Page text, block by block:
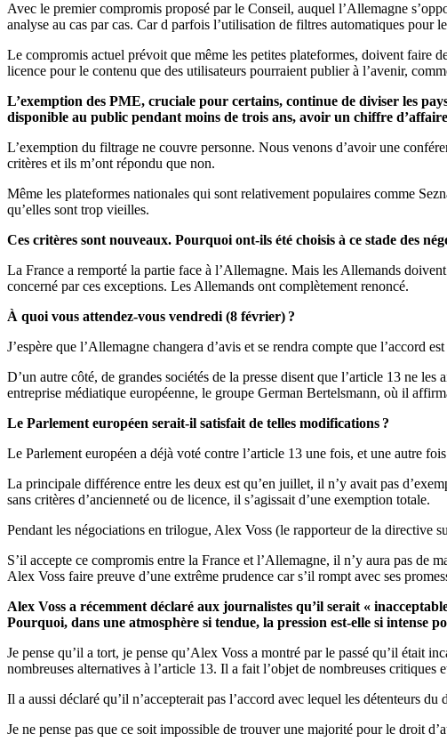
Avec le premier compromis proposé par le Conseil, auquel l’Allemagne
analyse au cas par cas. Car d parfois l’utilisation de filtres automatiques pour
Le compromis actuel prévoit que même les petites plateformes, doivent faire
licence pour le contenu que des utilisateurs pourraient publier à l’avenir,
L’exemption des PME, cruciale pour certains, continue de diviser les
disponible au public pendant moins de trois ans, avoir un chiffre
L’exemption du filtrage ne couvre personne. Nous venons d’avoir une
critères et ils m’ont répondu que non.
Même les plateformes nationales qui sont relativement populaires comme
qu’elles sont trop vieilles.
Ces critères sont nouveaux. Pourquoi ont-ils été choisis à ce stade des
La France a remporté la partie face à l’Allemagne. Mais les Allemands
concerné par ces exceptions. Les Allemands ont complètement renoncé.
À quoi vous attendez-vous vendredi (8 février) ?
J’espère que l’Allemagne changera d’avis et se rendra compte que l’accord
D’un autre côté, de grandes sociétés de la presse disent que l’article 13 ne
entreprise médiatique européenne, le groupe German Bertelsmann, où il
Le Parlement européen serait-il satisfait de telles modifications ?
Le Parlement européen a déjà voté contre l’article 13 une fois, et une autre
La principale différence entre les deux est qu’en juillet, il n’y avait pas
sans critères d’ancienneté ou de licence, il s’agissait d’une exemption totale.
Pendant les négociations en trilogue, Alex Voss (le rapporteur de la directive
S’il accepte ce compromis entre la France et l’Allemagne, il n’y aura pas de
Alex Voss faire preuve d’une extrême prudence car s’il rompt avec ses
Alex Voss a récemment déclaré aux journalistes qu’il serait «
Pourquoi, dans une atmosphère si tendue, la pression est-elle si intense
Je pense qu’il a tort, je pense qu’Alex Voss a montré par le passé qu’il était
nombreuses alternatives à l’article 13. Il a fait l’objet de nombreuses critiques
Il a aussi déclaré qu’il n’accepterait pas l’accord avec lequel les détenteurs
Je ne pense pas que ce soit impossible de trouver une majorité pour le droit